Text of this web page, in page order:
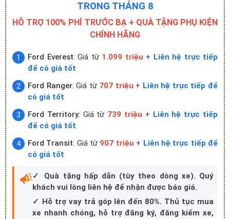
TRONG THÁNG 8
HỖ TRỢ 100% PHÍ TRƯỚC BẠ + QUÀ TẶNG PHỤ KIỆN
CHÍNH HÃNG
Ford Everest: Giá từ 1.099 triệu + Liên hệ trực tiếp
để có giá tốt
Ford Ranger: Giá từ 707 triệu + Liên hệ trực tiếp để
có giá tốt
Ford Territory: Giá từ 739 triệu + Liên hệ trực tiếp
để có giá tốt
Ford Transit: Giá từ 907 triệu + Liên hệ trực tiếp để
có giá tốt
✓ Quà tặng hấp dẫn (tùy theo dòng xe). Quý
khách vui lòng liên hệ để nhận được báo giá.
✓ Hỗ trợ vay trả góp lên đến 80%. Thủ tục mua
xe nhanh chóng, hỗ trợ đăng ký, đăng kiểm xe,